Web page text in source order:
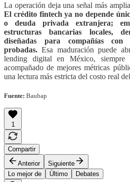
La operación deja una señal más
El crédito fintech ya no depende
o deuda privada extranjera;
estructuras bancarias locales,
diseñadas para compañías con
probadas. Esa maduración puede
lending digital en México, siempre
acompañado de mejores métricas
una lectura más estricta del costo real
Fuente: Baubap
1
Compartir
Anterior
Siguiente
Lo mejor de
Último Debates